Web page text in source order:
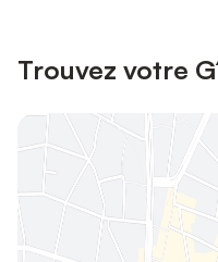
Trouvez votre